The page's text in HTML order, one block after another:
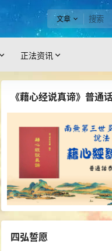
文章
正法资讯
《藉心经说真谛》普通
四弘誓愿